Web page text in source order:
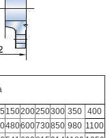
150200250300 350
400
480600730850 980 1100